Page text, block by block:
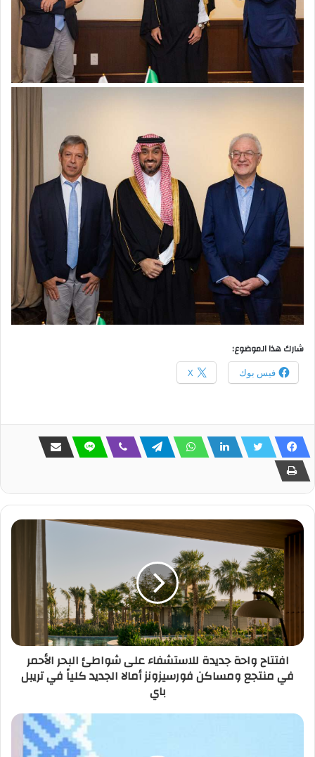
شارك هذا الموضوع:
فيس بوك X
افتتاح واحة جديدة للاستشفاء على شواطئ البحر الأحمر
في منتجع ومساكن فورسيزونز أمالا الجديد كلياً في تريبل
باي